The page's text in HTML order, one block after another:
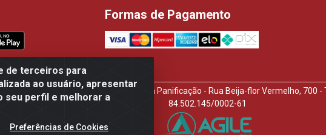
de terceiros para
ao usuário, apresentar
seu perfil e melhorar a
Preferências de Cookies
Formas de Pagamento
Disppan Distribuidora de Produtos Para Panificação - Rua Beija-flor Vermelho, 700
84.502.145/0002-61